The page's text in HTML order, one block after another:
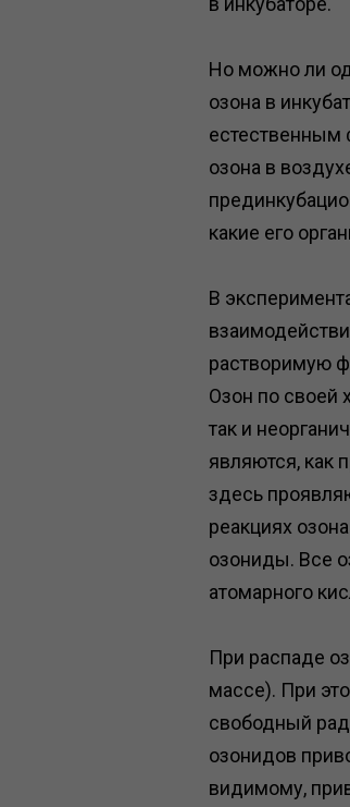
Но можно ли
озона в
естественным
озона в
какие его
В
растворимую
Озон по своей
так и
являются, как
здесь
реакциях
озониды. Все
атомарного
При распаде
массе). При
свободный
озонидов
видимому,